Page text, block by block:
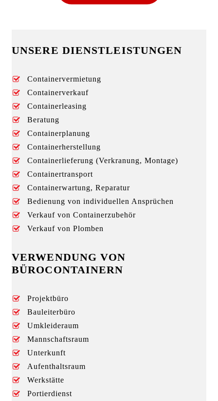
UNSERE DIENSTLEISTUNGEN
Containervermietung
Containerverkauf
Containerleasing
Beratung
Containerplanung
Containerherstellung
Containerlieferung (Verkranung, Montage)
Containertransport
Containerwartung, Reparatur
Bedienung von individuellen Ansprüchen
Verkauf von Containerzubehör
Verkauf von Plomben
VERWENDUNG VON
BÜROCONTAINERN
Projektbüro
Bauleiterbüro
Umkleideraum
Mannschaftsraum
Unterkunft
Aufenthaltsraum
Werkstätte
Portierdienst